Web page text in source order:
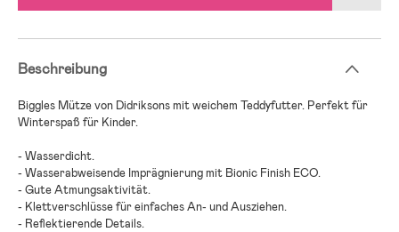
Beschreibung
Biggles Mütze von Didriksons mit weichem Teddyfutter. Perfekt für
Winterspaß für Kinder.
- Wasserdicht.
- Wasserabweisende Imprägnierung mit Bionic Finish ECO.
- Gute Atmungsaktivität.
- Klettverschlüsse für einfaches An- und Ausziehen.
- Reflektierende Details.